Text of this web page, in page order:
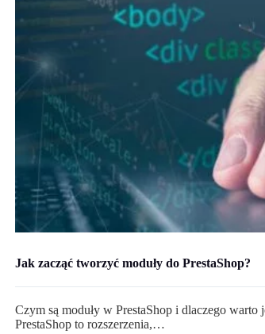
Jak zacząć tworzyć moduły do PrestaShop?
Czym są moduły w PrestaShop i dlaczego
PrestaShop to rozszerzenia,…